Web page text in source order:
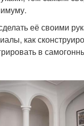
её своими
как
в